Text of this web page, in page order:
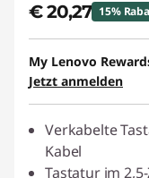
€ 20,27 15%
eCoupon-
eCoupon :
My Lenovo
Jetzt anmelden
Verkabelte
Kabel
Tastatur im